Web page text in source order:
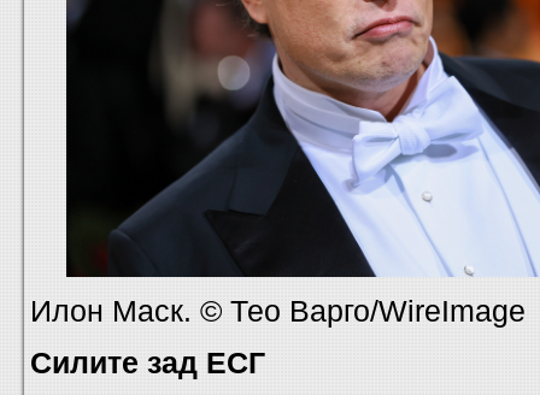
Илон Маск. © Тео Варго/WireImage
Силите зад ЕСГ